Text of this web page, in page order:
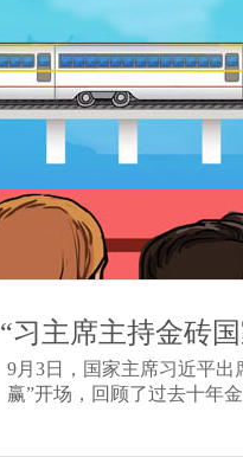
“习主席主持金砖
9月3日，国家主席习近平
赢”开场，回顾了过去十年